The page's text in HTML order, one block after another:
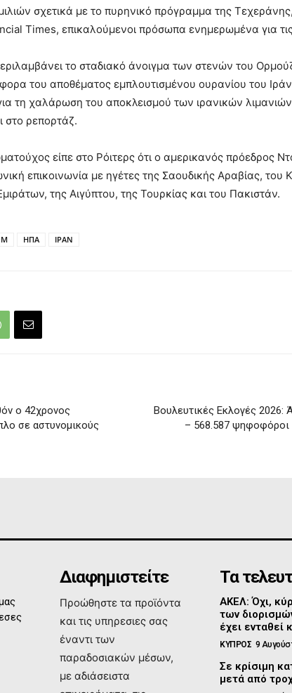
σχετικά με το πυρηνικό πρόγραμμα της
Times, επικαλούμενοι πρόσωπα ενημερωμένα για τις
το σταδιακό άνοιγμα των στενών του
του αποθέματος εμπλουτισμένου ουρανίου του
τη χαλάρωση του αποκλεισμού των ιρανικών
στο ρεπορτάζ.
είπε στο Ρόιτερς ότι ο αμερικανός πρόεδρος
επικοινωνία με ηγέτες της Σαουδικής Αραβίας, του
της Αιγύπτου, της Τουρκίας και του Πακιστάν.
ΗΠΑ ΙΡΑΝ
ο 42χρονος
σε αστυνομικούς
Βουλευτικές Εκλογές 2026:
– 568.587
Διαφημιστείτε
Προώθηστε τα προϊόντα
και τις υπηρεσιες σας
έναντι των
παραδοσιακών μέσων,
με αδιάσειστα
Τα
ΑΚΕΛ: Όχι,
των
έχει ενταθεί
ΚΥΠΡΟΣ 9
Σε κρίσιμη
μετά από